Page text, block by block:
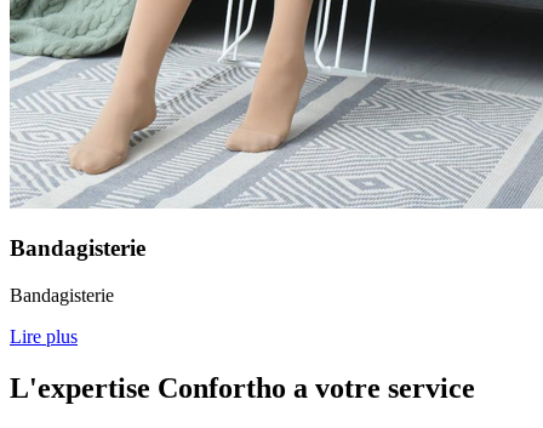
Bandagisterie
Bandagisterie
Lire plus
L'expertise Confortho a votre service